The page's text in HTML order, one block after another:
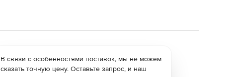
В связи с особенностями поставок, мы не можем
сказать точную цену. Оставьте запрос, и наш